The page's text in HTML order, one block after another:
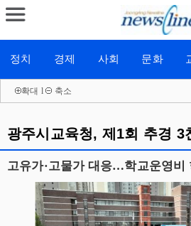
정치 경제 사회 문화
확대 l 축소
광주시교육청, 제1회 추경 3
고유가·고물가 대응…학교운영비